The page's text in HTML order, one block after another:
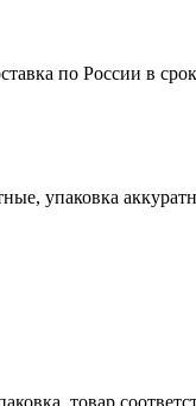
по России в
упаковка
товар